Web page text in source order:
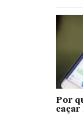
Por
caçar